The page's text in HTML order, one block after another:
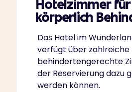
Hotelzimmer für
körperlich
Das Hotel im
verfügt über zahlreiche
behindertengerechte
der Reservierung dazu
werden können.